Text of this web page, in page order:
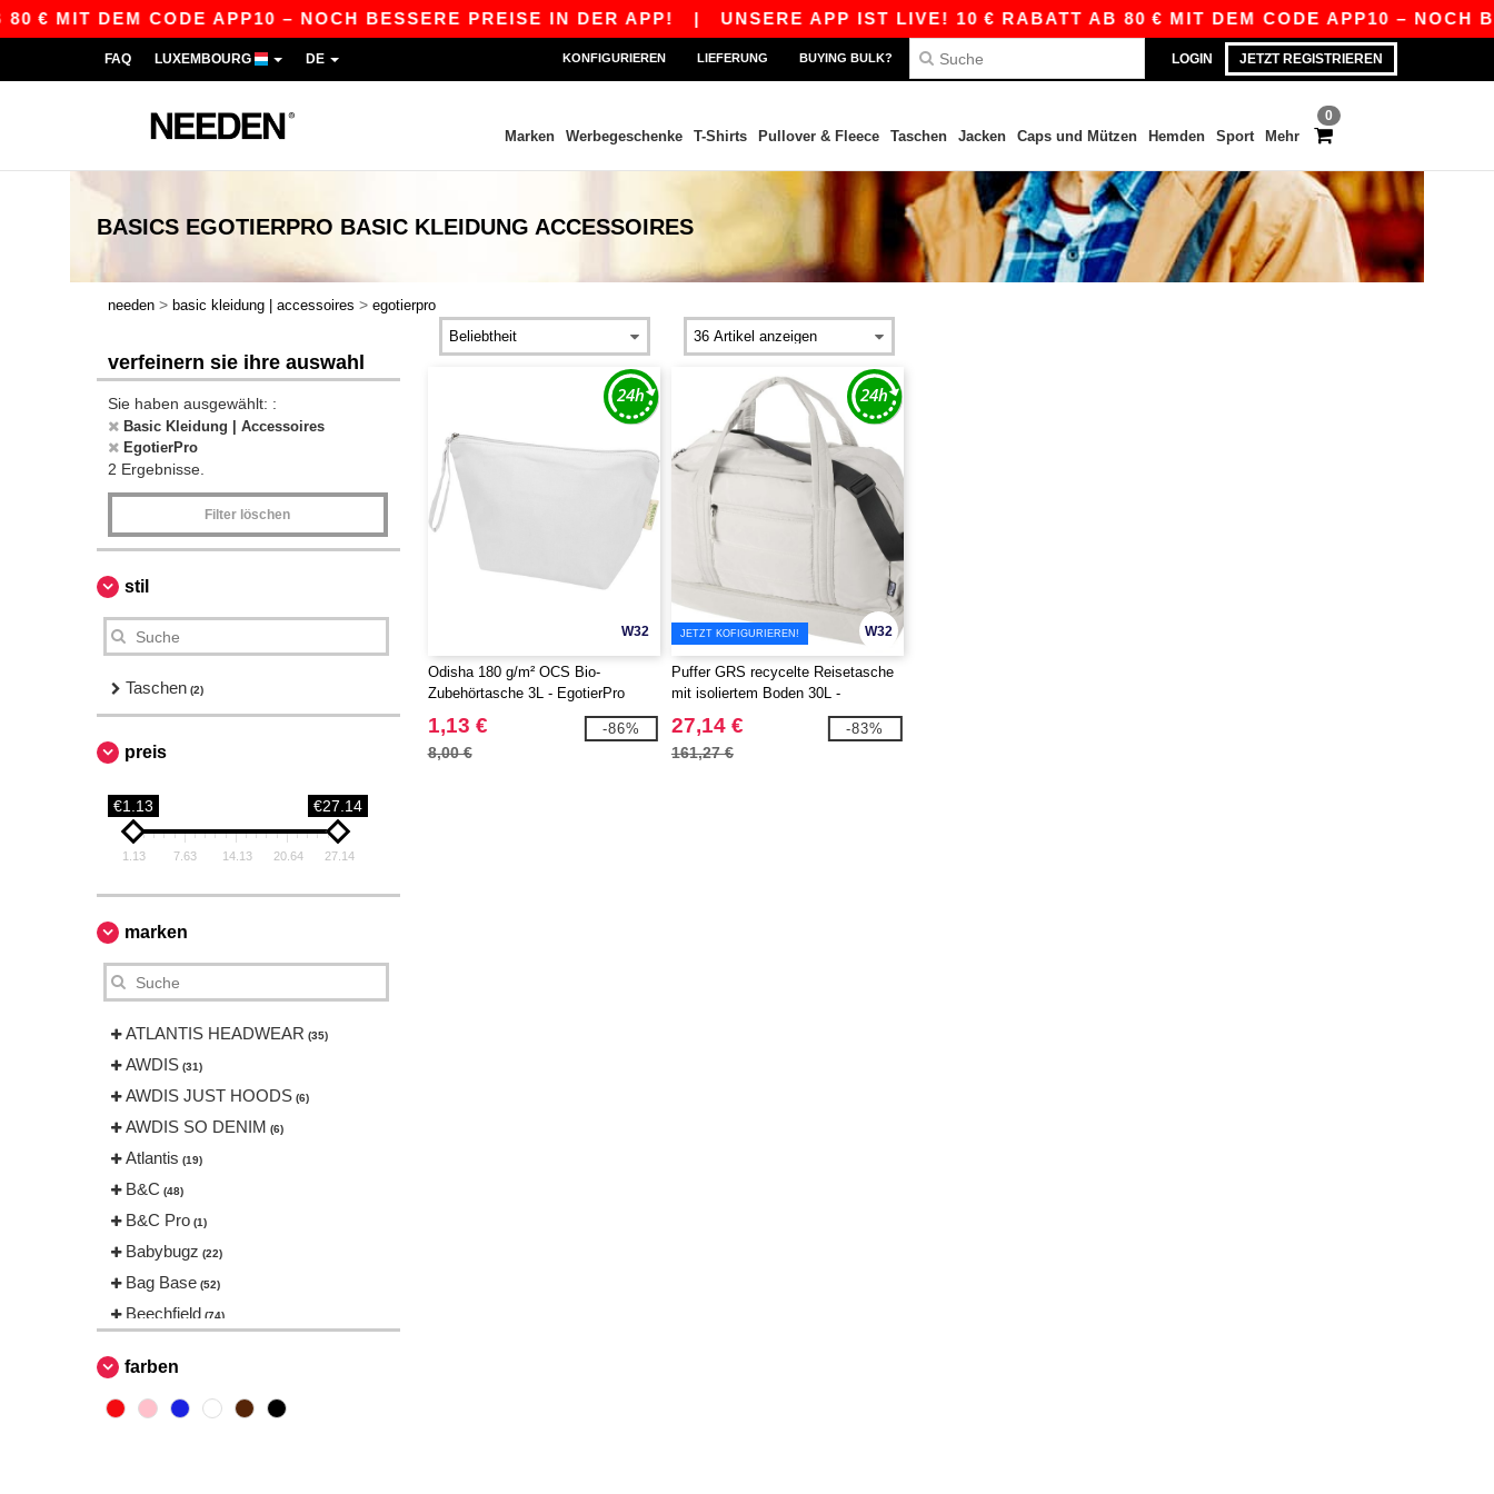
MIT DEM CODE APP10 – NOCH BESSERE PREISE IN DER APP!| UNSERE APP IST LIVE! 10 € RABATT AB 80 € MIT DEM CODE APP10 – NOCH
LOGIN JETZT REGISTRIEREN
FAQ LUXEMBOURG DE KONFIGURIEREN LIEFERUNG BUYING BULK?
0
Marken Werbegeschenke T-Shirts Pullover & Fleece Taschen Jacken Caps und Mützen Hemden Sport Mehr
BASICS EGOTIERPRO BASIC KLEIDUNG ACCESSOIRES
needen > basic kleidung | accessoires > egotierpro
verfeinern sie ihre auswahl
Sie haben ausgewählt: :
Basic Kleidung | Accessoires
EgotierPro
2 Ergebnisse.
Filter löschen
stil
Taschen (2)
preis
€1.13 €27.14
1.13 7.63 14.13 20.64 27.14
marken
ATLANTIS HEADWEAR (35)
AWDIS (31)
AWDIS JUST HOODS (6)
AWDIS SO DENIM (6)
Atlantis (19)
B&C (48)
B&C Pro (1)
Babybugz (22)
Bag Base (52)
Beechfield (74)
Black&Match
Build Your Brand (83)
farben
W32
Odisha 180 g/m² OCS Bio-
Zubehörtasche 3L - EgotierPro
120785
1,13 €
8,00 €
-86%
W32
JETZT KOFIGURIEREN!
Puffer GRS recycelte Reisetasche
mit isoliertem Boden 30L -
EgotierPro 130115
27,14 €
161,27 €
-83%